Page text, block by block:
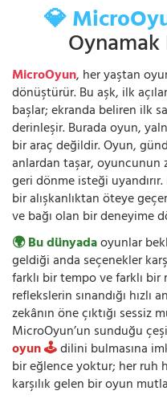
💎
MicroOyun, her yaştan
dönüştürür. Bu aşk, ilk
başlar; ekranda beliren ilk
derinleşir. Burada oyun,
bir araç değildir. Oyun,
anlardan taşar, oyuncunun
geri dönme isteği
bir alışkanlıktan öteye
ve bağı olan bir deneyime
🌍 Bu dünyadaoyunlar
geldiği anda seçenekler
farklı bir tempo ve farklı
reflekslerin sınandığı hızlı
zekânın öne çıktığı sessiz
MicroOyun’un sunduğu
oyun 🕹️dilini bulmasına
bir eğlence yoktur; her ruh
karşılık gelen bir oyun